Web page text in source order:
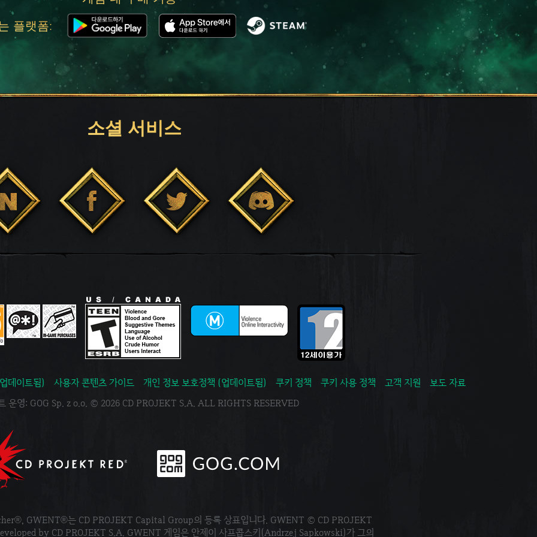
플랫폼:
소셜 서비스
데이트됨) 사용자 콘텐츠 가이드 개인 정보 보호정책 (업데이트됨) 쿠키 정책 쿠키 사용 정책 고객 지원
보도 자료
운영: GOG Sp. z o.o. © 2026 CD PROJEKT S.A. ALL RIGHTS RESERVED
GWENT®는 CD PROJEKT Capital Group의 등록 상표입니다. GWENT © CD PROJEKT
by CD PROJEKT S.A. GWENT 게임은 안제이 사프콥스키(Andrzej Sapkowski)가 그의